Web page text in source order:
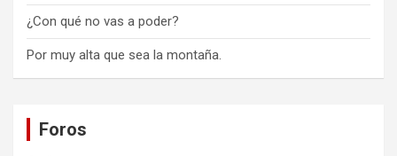
¿Con qué no vas a poder?
Por muy alta que sea la montaña.
Foros